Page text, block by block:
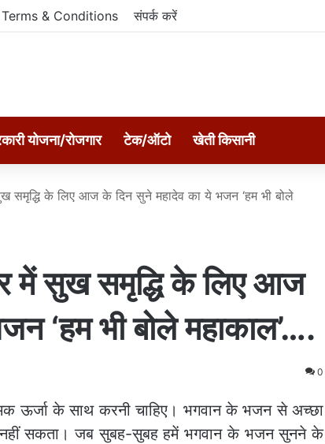
Terms & Conditions संपर्क करें
योजना/रोजगार टेक/ऑटो खेती किसानी
के लिए आज के दिन सुने महादेव का ये भजन ‘हम भी बोले
सुख समृद्धि के लिए आज
‘हम भी बोले महाकाल’….
0
ऊर्जा के साथ करनी चाहिए। भगवान के भजन से अच्‍छा
नहीं सकता। जब सुबह-सुबह हमें भगवान के भजन सुनने के